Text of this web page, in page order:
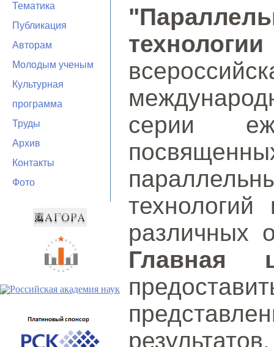
Тематика
Публикация
Авторам
Молодым ученым
Культурная
программа
Труды
Архив
Контакты
Фото
серии
различных
Главная